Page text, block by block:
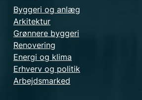
Byggeri og anlæg
Arkitektur
Grønnere byggeri
Renovering
Energi og klima
Erhverv og politik
Arbejdsmarked